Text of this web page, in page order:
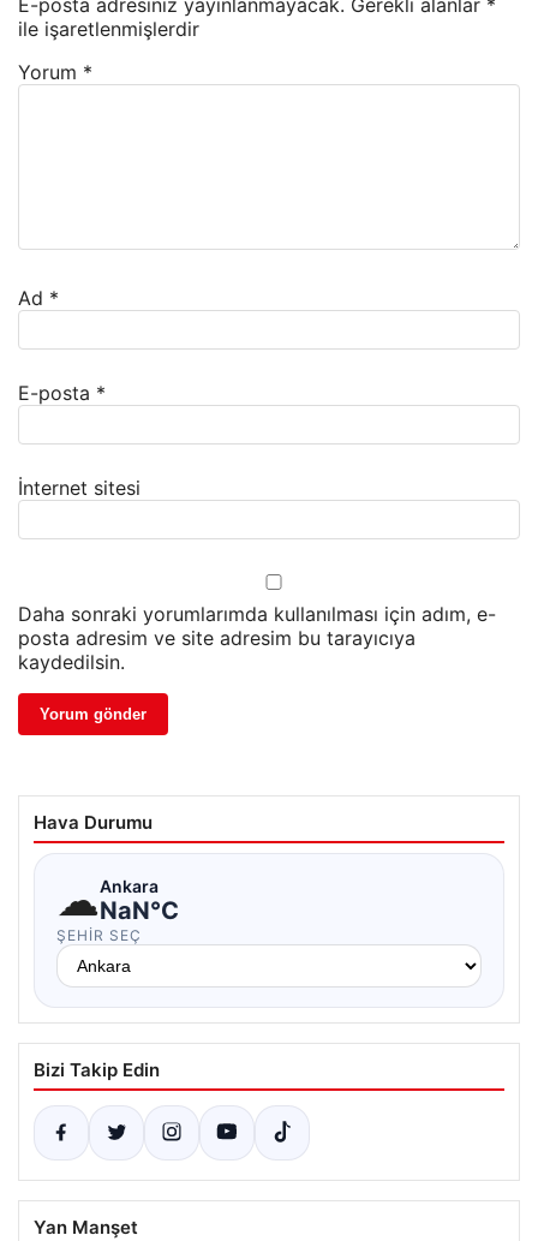
E-posta adresiniz yayınlanmayacak. Gerekli alanlar *
ile işaretlenmişlerdir
Yorum *
Ad *
E-posta *
İnternet sitesi
Daha sonraki yorumlarımda kullanılması için adım, e-
posta adresim ve site adresim bu tarayıcıya
kaydedilsin.
Hava Durumu
☁Ankara
NaN°C
ŞEHIR SEÇ
Bizi Takip Edin
Yan Manşet